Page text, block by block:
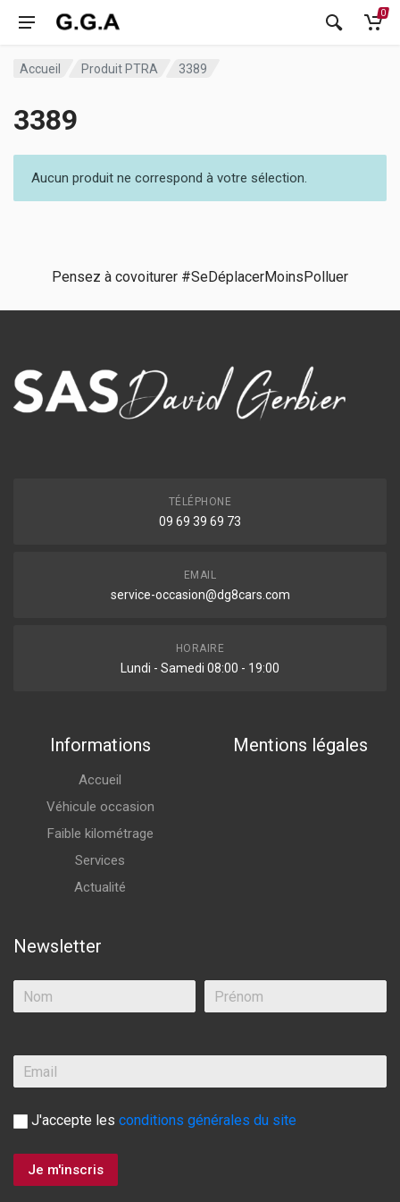
0
Accueil Produit PTRA 3389
3389
Aucun produit ne correspond à votre sélection.
Pensez à covoiturer #SeDéplacerMoinsPolluer
TÉLÉPHONE
09 69 39 69 73
EMAIL
service-occasion@dg8cars.com
HORAIRE
Lundi - Samedi 08:00 - 19:00
Informations
Accueil
Véhicule occasion
Faible kilométrage
Services
Actualité
Mentions légales
Newsletter
J'accepte les conditions générales du site